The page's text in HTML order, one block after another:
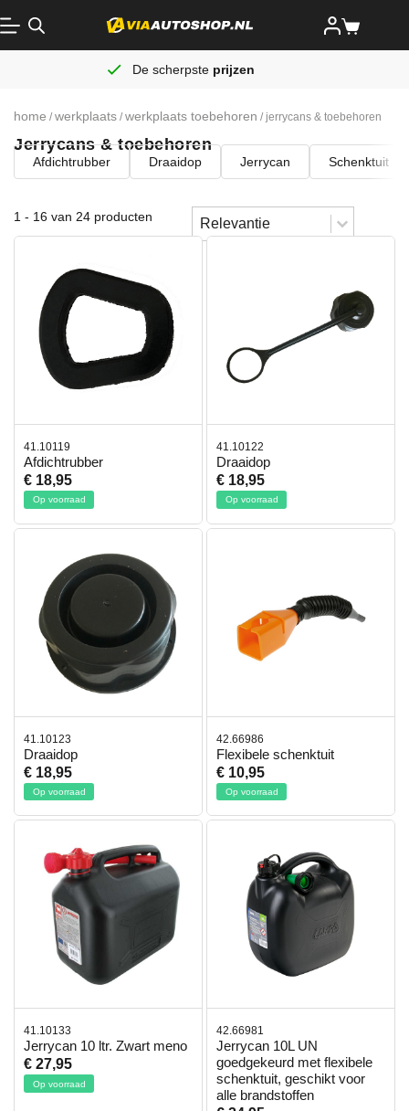
De scherpste prijzen
home / werkplaats / werkplaats toebehoren / jerrycans & toebehoren
Jerrycans & toebehoren
Afdichtrubber Draaidop Jerrycan Schenktuit
1 - 16 van 24 producten Sorteren
Sort content
Sort content
41.10119
Afdichtrubber
€ 18,95
Op voorraad
41.10122
Draaidop
€ 18,95
Op voorraad
41.10123
Draaidop
€ 18,95
Op voorraad
42.66986
Flexibele schenktuit
€ 10,95
Op voorraad
41.10133
Jerrycan 10 ltr. Zwart meno
€ 27,95
Op voorraad
42.66981
Jerrycan 10L UN
goedgekeurd met flexibele
schenktuit, geschikt voor
alle brandstoffen